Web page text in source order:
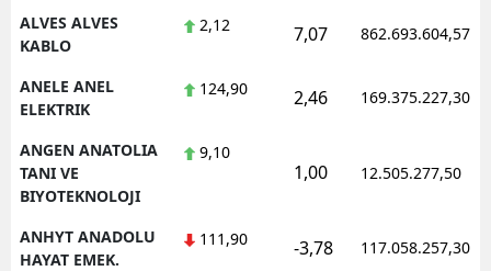
ALVES ALVES
KABLO
2,12 7,07 862.693.604,57
ANELE ANEL
ELEKTRIK
124,90 2,46 169.375.227,30
ANGEN ANATOLIA
TANI VE
BIYOTEKNOLOJI
9,10
1,00 12.505.277,50
ANHYT ANADOLU
HAYAT EMEK.
111,90 -3,78 117.058.257,30